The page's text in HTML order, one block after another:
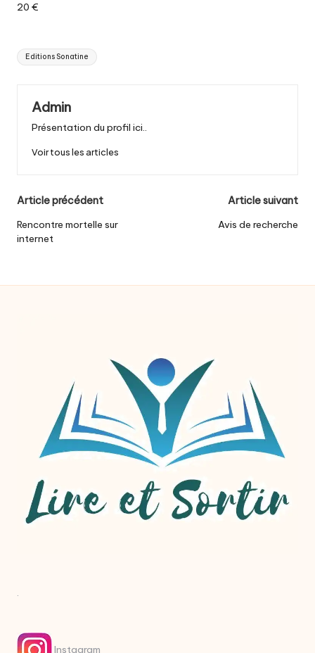
20 €
Tags:
Editions Sonatine
Admin
Présentation du profil ici..
Voir tous les articles
Post
navigation
Article précédent
Rencontre mortelle sur
internet
Article suivant
Avis de recherche
.
Instagram